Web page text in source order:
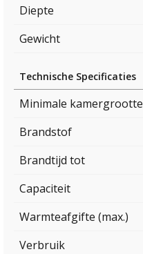
Diepte
Gewicht
Technische Specificaties
Minimale kamergrootte
Brandstof
Brandtijd tot
Capaciteit
Warmteafgifte (max.)
Verbruik